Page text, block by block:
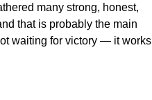
many strong, honest,
that is probably the main
waiting for victory — it works